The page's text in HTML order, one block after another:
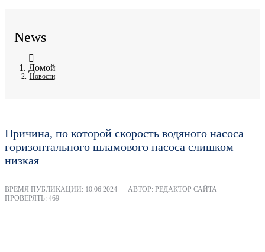
News
Домой
Новости
Причина, по которой скорость водяного насоса
горизонтального шламового насоса слишком
низкая
ВРЕМЯ ПУБЛИКАЦИИ: 10.06 2024
АВТОР: РЕДАКТОР САЙТА
ПРОВЕРЯТЬ: 469